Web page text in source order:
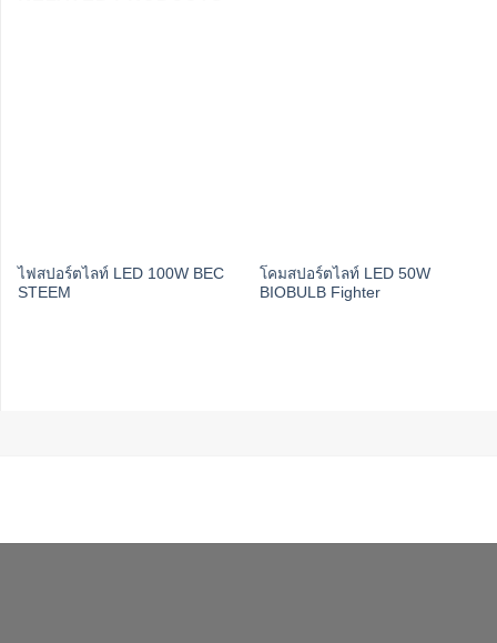
ไฟสปอร์ตไลท์ LED 100W BEC
STEEM
โคมสปอร์ตไลท์ LED 50W
BIOBULB Fighter